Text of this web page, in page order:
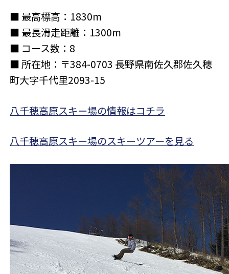
■ 最高標高：1830m
■ 最長滑走距離：1300m
■ コース数：8
■ 所在地：〒384-0703 長野県南佐久郡佐久穂
町大字千代里2093-15
八千穂高原スキー場の情報はコチラ
八千穂高原スキー場のスキーツアーを見る